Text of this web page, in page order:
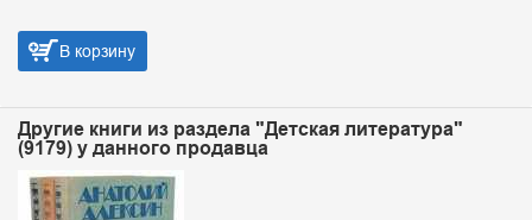
В корзину
Другие книги из раздела "Детская литература"
(9179) у данного продавца